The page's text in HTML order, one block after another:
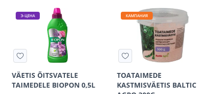
Э-ЦЕНА
VÄETIS ÕITSVATELE
TAIMEDELE BIOPON 0,5L
КАМПАНИЯ
TOATAIMEDE
KASTMISVÄETIS BALTIC